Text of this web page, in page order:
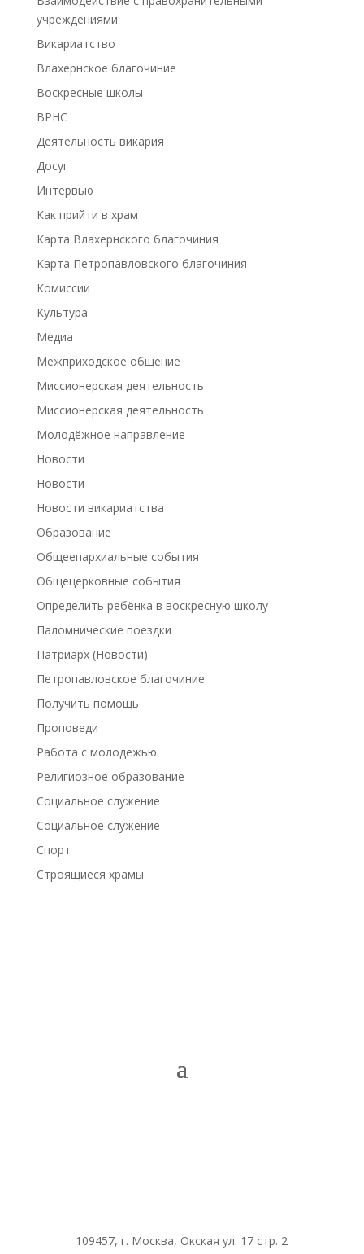
учреждениями
Викариатство
Влахернское благочиние
Воскресные школы
ВРНС
Деятельность викария
Досуг
Интервью
Как прийти в храм
Карта Влахернского благочиния
Карта Петропавловского благочиния
Комиссии
Культура
Медиа
Межприходское общение
Миссионерская деятельность
Миссионерская деятельность
Молодёжное направление
Новости
Новости
Новости викариатства
Образование
Общеепархиальные события
Общецерковные события
Определить ребёнка в воскресную школу
Паломнические поездки
Патриарх (Новости)
Петропавловское благочиние
Получить помощь
Проповеди
Работа с молодежью
Религиозное образование
Социальное служение
Социальное служение
Спорт
Строящиеся храмы
109457, г. Москва, Окская ул. 17 стр. 2